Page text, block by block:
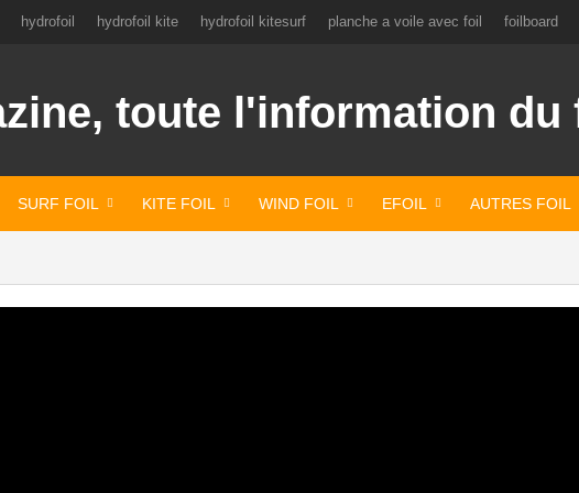
hydrofoil hydrofoil kite hydrofoil kitesurf planche a voile avec foil foilboard
SURF FOIL KITE FOIL WIND FOIL EFOIL AUTRES FOIL